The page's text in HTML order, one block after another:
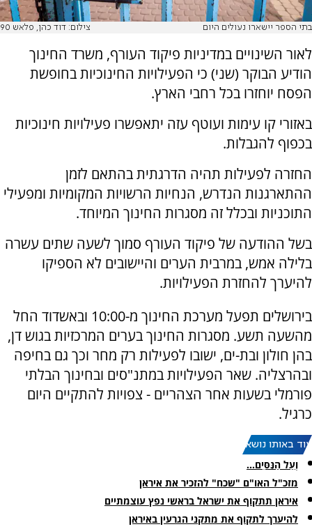
בתי הספר יישארו נעולים היום צילום: דוד כהן, פלאש 90
לאור השינויים במדיניות פיקוד העורף, משרד החינוך
הודיע הבוקר (שני) כי הפעילויות החינוכיות בחופשת
הפסח יוחזרו בכל רחבי הארץ.
באזורי קו עימות ועוטף עזה יתאפשרו פעילויות חינוכיות
בכפוף להגבלות.
החזרה לפעילות תהיה הדרגתית בהתאם לזמן
ההתארגנות הנדרש, הנחיות הרשויות המקומיות ומפעילי
התוכניות ובכלל זה מסגרות החינוך המיוחד.
בשל ההודעה של פיקוד העורף סמוך לשעה שתים עשרה
בלילה אמש, במרבית הערים והיישובים לא הספיקו
להיערך להחזרת הפעילויות.
בירושלים תפעל מערכת החינוך מ-10:00 ובאשדוד החל
מהשעה תשע. מסגרות החינוך בערים המרכזיות בגוש דן,
בהן חולון ובת-ים, ישובו לפעילות רק מחר וכך גם בחיפה
ובהרצליה. שאר הפעילויות במתנ"סים ובחינוך הבלתי
פורמלי בשעות אחר הצהריים - צפויות להתקיים היום
כרגיל.
עוד באותו נושא:
וְעַל הַנִּסִּים...
מזכ"ל האו"ם "שכח" להזכיר את איראן
איראן תתקוף את ישראל בראשי נפץ עוצמתיים
להיערך לתקוף את מתקני הגרעין באיראן